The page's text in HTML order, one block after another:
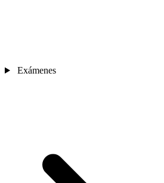
Sedes
Contacto
Exámenes